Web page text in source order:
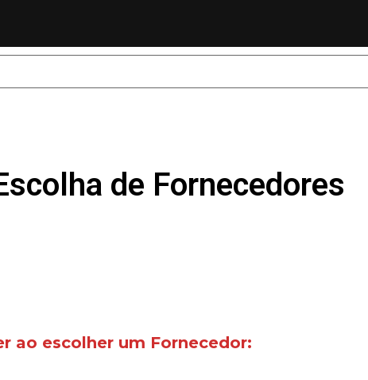
de Fornecedores
ao escolher um Fornecedor: